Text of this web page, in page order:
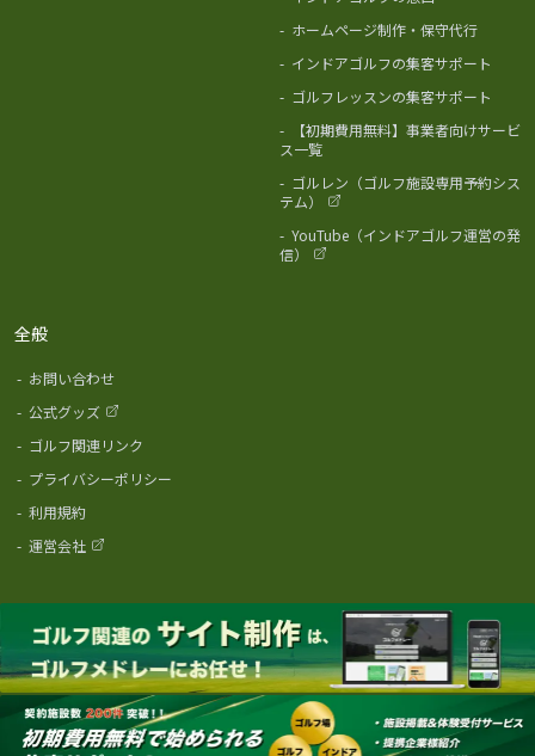
- ホームページ制作・保守代行
- インドアゴルフの集客サポート
- ゴルフレッスンの集客サポート
-
【初期費用無料】事業者向けサービ
ス一覧
- ゴルレン（ゴルフ施設専用予約シス
テム）
- YouTube（インドアゴルフ運営の発
信）
全般
- お問い合わせ
- 公式グッズ
- ゴルフ関連リンク
- プライバシーポリシー
- 利用規約
- 運営会社